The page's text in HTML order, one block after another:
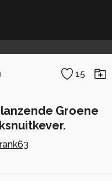
15
Groene